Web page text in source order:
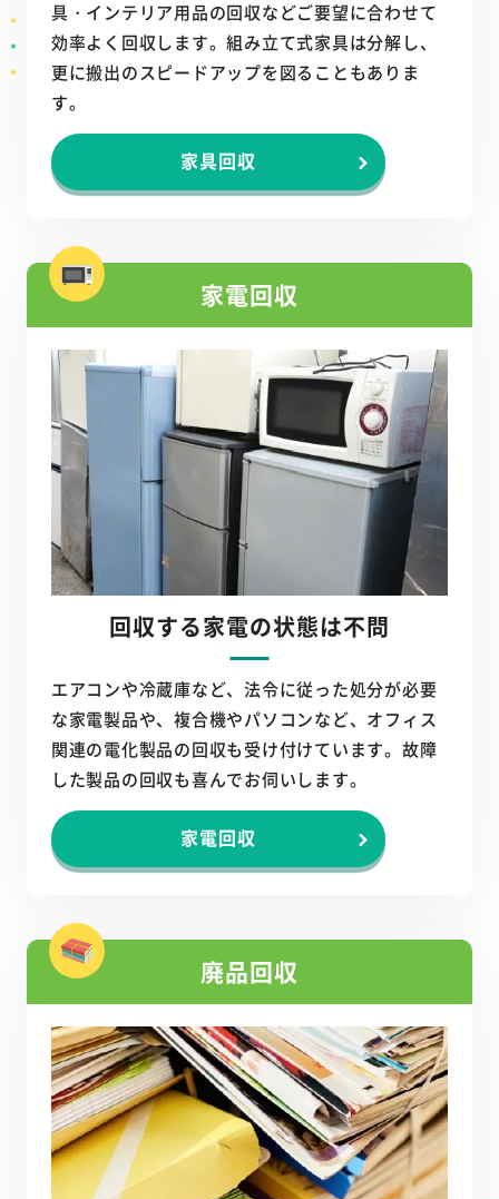
具・インテリア用品の回収などご要望に合わせて
効率よく回収します。組み立て式家具は分解し、
更に搬出のスピードアップを図ることもありま
す。
家具回収
家電回収
回収する家電の状態は不問
エアコンや冷蔵庫など、法令に従った処分が必要
な家電製品や、複合機やパソコンなど、オフィス
関連の電化製品の回収も受け付けています。故障
した製品の回収も喜んでお伺いします。
家電回収
廃品回収